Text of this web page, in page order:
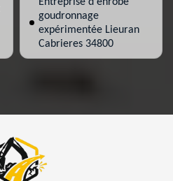
goudronnage
expérimentée Lieuran
Cabrieres 34800